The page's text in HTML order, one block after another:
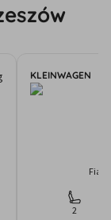
KLEINWAGEN
Fiat
2